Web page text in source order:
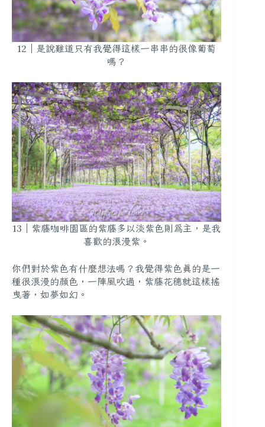
12｜是說難道只有我覺得這樣一串串的很像葡萄
嗎？
13｜紫藤咖啡園區的紫藤多以淡紫色則為主，是我
喜歡的浪漫紫。
你們對於紫色有什麼想法嗎？我覺得紫色真的是一
種很浪漫的顏色，一陣風吹過，紫藤花穗就這樣搖
曳著，如夢如幻。